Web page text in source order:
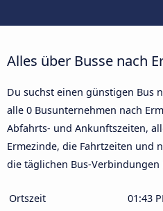
Alles über Busse nach
Du suchst einen günstigen Bus
alle 0 Busunternehmen nach
Abfahrts- und Ankunftszeiten,
Ermezinde, die Fahrtzeiten und
die täglichen Bus-Verbindungen
Ortszeit
01:43